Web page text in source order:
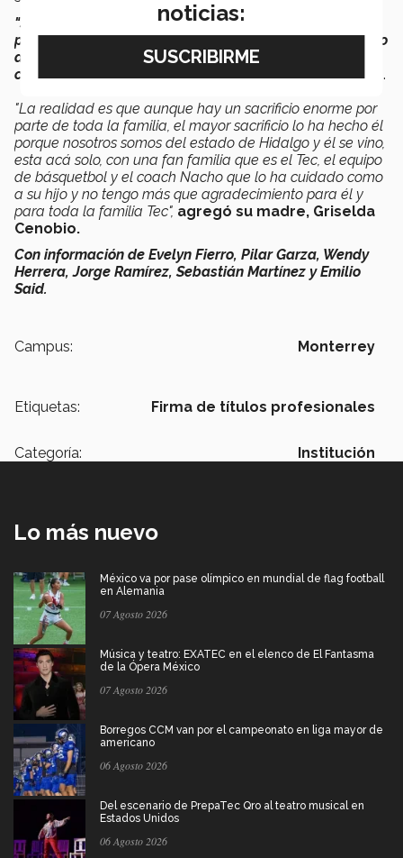
"Son muchas cosas, muchos sentimientos encontrados
por todo este proceso: todo lo que ha sido, tanto dentro
de la cancha como en la escuela, llevar en conjunto la
carrera deportiva y la carrera universitaria",compartió.
"La realidad es que aunque hay un sacrificio enorme por
parte de toda la familia, el mayor sacrificio lo ha hecho él
porque nosotros somos del estado de Hidalgo y él se vino,
esta acá solo, con una fan familia que es el Tec, el equipo
de básquetbol y el coach Nacho que lo ha cuidado como
a su hijo y no tengo más que agradecimiento para él y
para toda la familia Tec", agregó su madre, Griselda
Cenobio.
Con información de Evelyn Fierro, Pilar Garza, Wendy
Herrera, Jorge Ramírez, Sebastián Martínez y Emilio
Said.
Campus: Monterrey
Etiquetas: Firma de títulos profesionales
Categoría: Institución
Lo más nuevo
México va por pase olímpico en mundial de flag football
en Alemania
07 Agosto 2026
Música y teatro: EXATEC en el elenco de El Fantasma
de la Ópera México
07 Agosto 2026
Borregos CCM van por el campeonato en liga mayor de
americano
06 Agosto 2026
Del escenario de PrepaTec Qro al teatro musical en
Estados Unidos
06 Agosto 2026
noticias: